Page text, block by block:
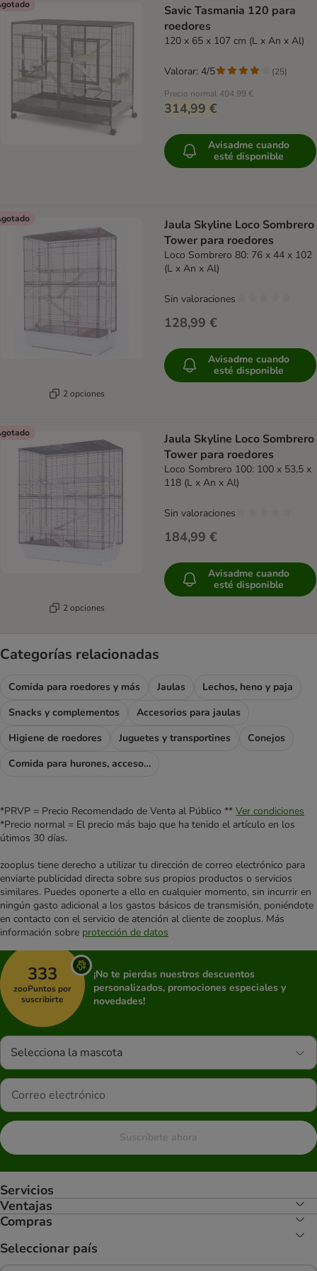
Savic Tasmania 120 para
roedores
120 x 65 x 107 cm (L x An x Al)
Precio normal 404,99 €
314,99 €
Valorar: 4/5 (25)
Avisadme cuando
esté disponible
2 opciones
Jaula Skyline Loco Sombrero
Tower para roedores
Loco Sombrero 80: 76 x 44 x 102
(L x An x Al)
128,99 €
Sin valoraciones
Avisadme cuando
esté disponible
2 opciones
Jaula Skyline Loco Sombrero
Tower para roedores
Loco Sombrero 100: 100 x 53,5 x
118 (L x An x Al)
184,99 €
Sin valoraciones
Avisadme cuando
esté disponible
Categorías relacionadas
Comida para roedores y más Jaulas
Lechos, heno y paja
Snacks y complementos
Accesorios para jaulas
Higiene de roedores
Juguetes y transportines
Conejos
Comida para hurones, accesorios para hurones
*PRVP = Precio Recomendado de Venta al Público ** Ver condiciones
*Precio normal = El precio más bajo que ha tenido el artículo en los
útimos 30 días.
zooplus tiene derecho a utilizar tu dirección de correo electrónico para
enviarte publicidad directa sobre sus propios productos o servicios
similares. Puedes oponerte a ello en cualquier momento, sin incurrir en
ningún gasto adicional a los gastos básicos de transmisión, poniéndote
en contacto con el servicio de atención al cliente de zooplus. Más
información sobre protección de datos
333
zooPuntos por
suscribirte
¡No te pierdas nuestros descuentos
personalizados, promociones especiales y
novedades!
Selecciona la mascota
Suscríbete ahora
Servicios
Ventajas
Compras
Seleccionar país